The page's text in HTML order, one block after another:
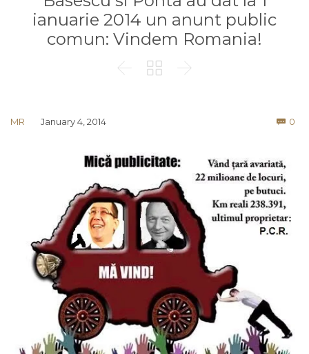
ianuarie 2014 un anunt public
comun: Vindem Romania!
  
MR January 4, 2014  0